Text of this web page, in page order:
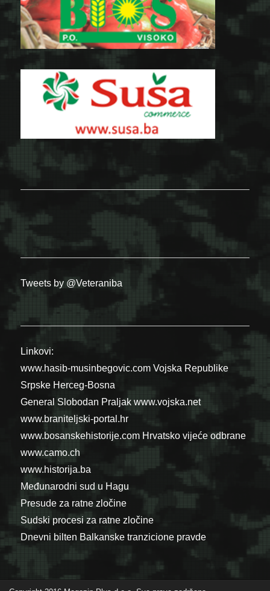
Tweets by @Veteraniba
Linkovi:
www.hasib-musinbegovic.com Vojska Republike
Srpske Herceg-Bosna
General Slobodan Praljak www.vojska.net
www.braniteljski-portal.hr
www.bosanskehistorije.com Hrvatsko vijeće odbrane
www.camo.ch
www.historija.ba
Međunarodni sud u Hagu
Presude za ratne zločine
Sudski procesi za ratne zločine
Dnevni bilten Balkanske tranzicione pravde